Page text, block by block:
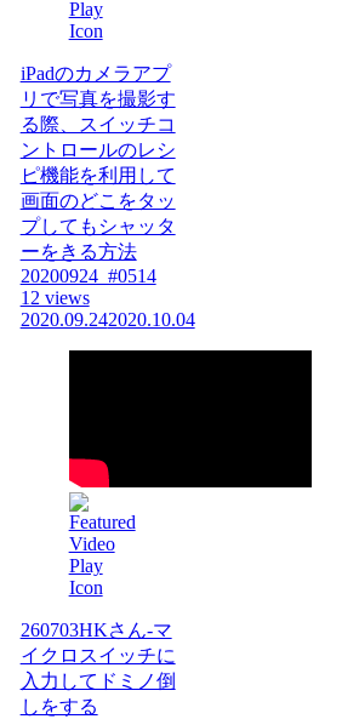
iPadのカメラアプ
リで写真を撮影す
る際、スイッチコ
ントロールのレシ
ピ機能を利用して
画面のどこをタッ
プしてもシャッタ
ーをきる方法
20200924_#0514
12 views
2020.09.242020.10.04
260703HKさん-マ
イクロスイッチに
入力してドミノ倒
しをする